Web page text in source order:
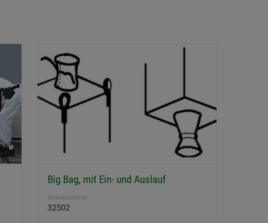
Big Bag, mit Ein- und Auslauf
Artikelnummer
32502